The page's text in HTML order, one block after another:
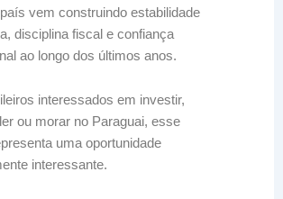
vem construindo estabilidade
disciplina fiscal e confiança
ao longo dos últimos anos.
interessados em investir,
ou morar no Paraguai, esse
uma oportunidade
interessante.